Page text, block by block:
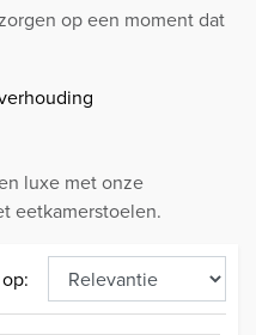
op een moment dat
luxe met onze
eetkamerstoelen.